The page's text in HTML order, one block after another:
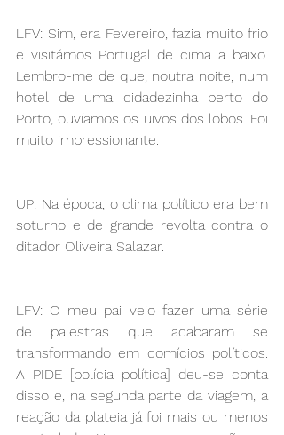
LFV: Sim, era Fevereiro, fazia muito frio
e visitámos Portugal de cima a baixo.
Lembro-me de que, noutra noite, num
hotel de uma cidadezinha perto do
Porto, ouvíamos os uivos dos lobos. Foi
muito impressionante.
UP: Na época, o clima político era bem
soturno e de grande revolta contra o
ditador Oliveira Salazar.
LFV: O meu pai veio fazer uma série
de palestras que acabaram se
transformando em comícios políticos.
A PIDE [polícia política] deu-se conta
disso e, na segunda parte da viagem, a
reação da plateia já foi mais ou menos